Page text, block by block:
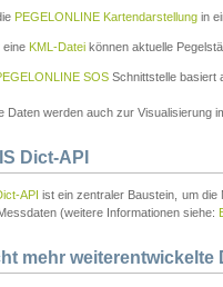
PEGELONLINE Kartendarstellung in
eine KML-Datei können aktuelle
SOS Schnittstelle basiert
Daten werden auch zur Visualisierung
Dict-API
API ist ein zentraler Baustein, um
(weitere Informationen siehe:
mehr weiterentwickelte